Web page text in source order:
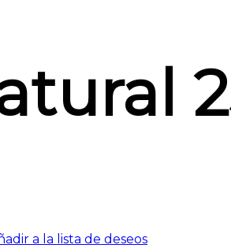
a la lista de deseos